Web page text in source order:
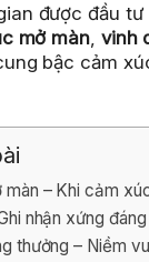
được đầu
mở màn vinh
bậc cảm
màn – Khi cảm
nhận xứng
thưởng – Niềm